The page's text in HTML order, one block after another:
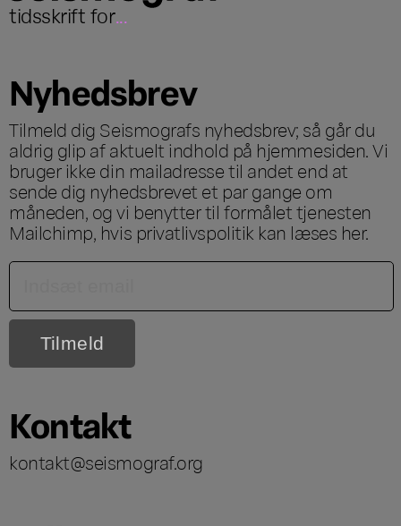
tidsskrift for...
Nyhedsbrev
Tilmeld dig Seismografs nyhedsbrev; så går du
aldrig glip af aktuelt indhold på hjemmesiden. Vi
bruger ikke din mailadresse til andet end at
sende dig nyhedsbrevet et par gange om
måneden, og vi benytter til formålet tjenesten
Mailchimp, hvis privatlivspolitik kan læses her.
Kontakt
kontakt@seismograf.org